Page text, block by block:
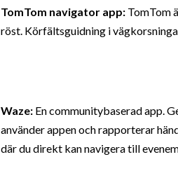
TomTom navigator app: TomTom
röst. Körfältsguidning i
Waze: En communitybaserad app.
använder appen och rapporterar
där du direkt kan navigera till